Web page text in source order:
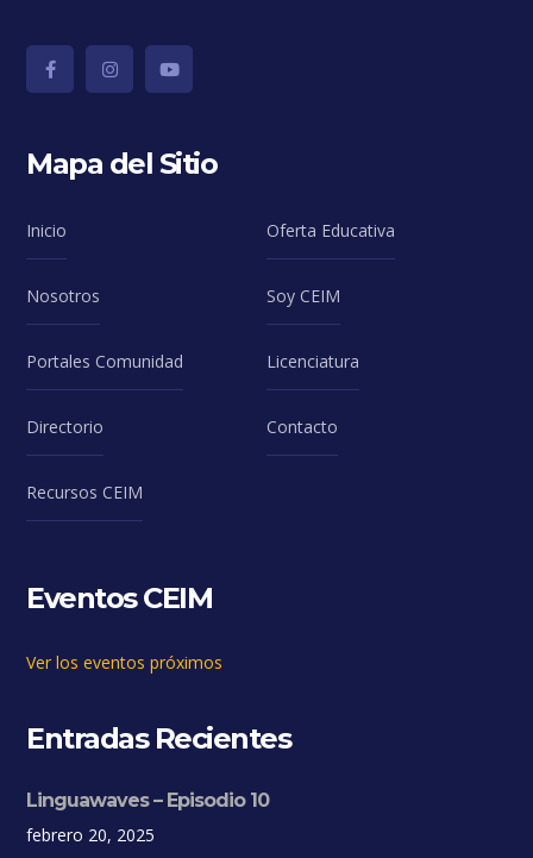
Mapa del Sitio
Inicio Oferta Educativa
Nosotros Soy CEIM
Portales Comunidad Licenciatura
Directorio Contacto
Recursos CEIM
Eventos CEIM
Ver los eventos próximos
Entradas Recientes
Linguawaves – Episodio 10
febrero 20, 2025